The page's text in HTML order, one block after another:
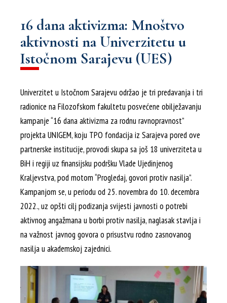
16 dana aktivizma: Mnoštvo
aktivnosti na Univerzitetu u
Istočnom Sarajevu (UES)
Univerzitet u Istočnom Sarajevu održao je tri predavanja i tri
radionice na Filozofskom fakultetu posvećene obilježavanju
kampanje “16 dana aktivizma za rodnu ravnopravnost”
projekta UNIGEM, koju TPO fondacija iz Sarajeva pored ove
partnerske institucije, provodi skupa sa još 18 univerziteta u
BiH i regiji uz finansijsku podršku Vlade Ujedinjenog
Kraljevstva, pod motom “Progledaj, govori protiv nasilja”.
Kampanjom se, u periodu od 25. novembra do 10. decembra
2022., uz opšti cilj podizanja svijesti javnosti o potrebi
aktivnog angažmana u borbi protiv nasilja, naglasak stavlja i
na važnost javnog govora o prisustvu rodno zasnovanog
nasilja u akademskoj zajednici.